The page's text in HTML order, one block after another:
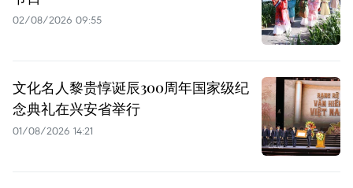
02/08/2026 09:55
文化名人黎贵惇诞辰300周年国家级纪
念典礼在兴安省举行
01/08/2026 14:21